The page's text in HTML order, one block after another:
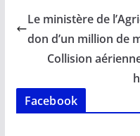
b
o
o
k
l s
A
p
Le ministère de
don d’un million de
Collision
Facebook